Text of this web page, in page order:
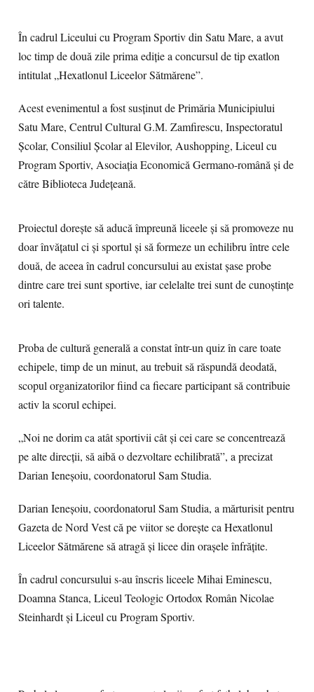
În cadrul Liceului cu Program Sportiv din Satu Mare, a avut
loc timp de două zile prima ediție a concursul de tip exatlon
intitulat „Hexatlonul Liceelor Sătmărene”.
Acest evenimentul a fost susținut de Primăria Municipiului
Satu Mare, Centrul Cultural G.M. Zamfirescu, Inspectoratul
Școlar, Consiliul Școlar al Elevilor, Aushopping, Liceul cu
Program Sportiv, Asociația Economică Germano-română și de
către Biblioteca Județeană.
Proiectul dorește să aducă împreună liceele și să promoveze nu
doar învățatul ci și sportul și să formeze un echilibru între cele
două, de aceea în cadrul concursului au existat șase probe
dintre care trei sunt sportive, iar celelalte trei sunt de cunoștințe
ori talente.
Proba de cultură generală a constat într-un quiz în care toate
echipele, timp de un minut, au trebuit să răspundă deodată,
scopul organizatorilor fiind ca fiecare participant să contribuie
activ la scorul echipei.
„Noi ne dorim ca atât sportivii cât și cei care se concentrează
pe alte direcții, să aibă o dezvoltare echilibrată”, a precizat
Darian Ieneșoiu, coordonatorul Sam Studia.
Darian Ieneșoiu, coordonatorul Sam Studia, a mărturisit pentru
Gazeta de Nord Vest că pe viitor se dorește ca Hexatlonul
Liceelor Sătmărene să atragă și licee din orașele înfrățite.
În cadrul concursului s-au înscris liceele Mihai Eminescu,
Doamna Stanca, Liceul Teologic Ortodox Român Nicolae
Steinhardt și Liceul cu Program Sportiv.